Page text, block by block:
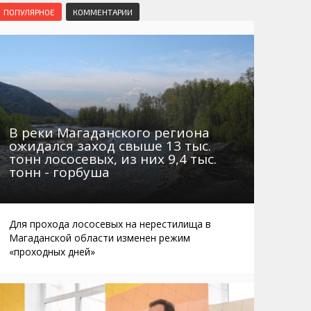
Маршруты. Улицы, остановки
Автобусы Магадан – Аэропорт
Таблица приливов отливов
Мошенники
Интернет
Браконьеры
ПОПУЛЯРНОЕ КОММЕНТАРИИ
В реки Магаданского региона
ожидался заход свыше 13 тыс.
тонн лососевых, из них 9,4 тыс.
тонн - горбуша
Для прохода лососевых на нерестилища в
Магаданской области изменен режим
«проходных дней»